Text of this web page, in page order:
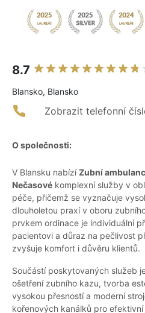
8.7
Blansko, Blansko
Zobrazit telefonní
O společnosti:
V Blansku nabízíZubní
Nečasové komplexní služby v
péče, přičemž se vyznačuje
dlouholetou praxí v oboru
prvkem ordinace je individuální
pacientovi a důraz na pečlivost
zvyšuje komfort i důvěru klientů.
Součástí poskytovaných služeb
ošetření zubního kazu, tvorba
vysokou přesností a moderní
kořenových kanálků pro